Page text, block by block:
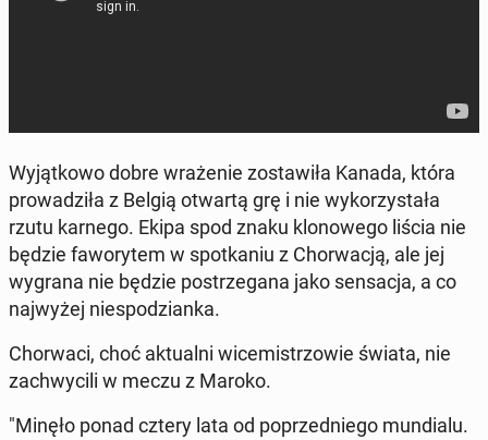
Wy­jąt­ko­wo dobre wra­że­nie zo­sta­wi­ła Kanada, która
pro­wa­dzi­ła z Belgią otwartą grę i nie wy­ko­rzy­sta­ła
rzutu karnego. Ekipa spod znaku klo­no­we­go liścia nie
będzie fa­wo­ry­tem w spo­tka­niu z Chor­wa­cją, ale jej
wygrana nie będzie po­strze­ga­na jako sen­sa­cja, a co
naj­wy­żej nie­spo­dzian­ka.
Chor­wa­ci, choć ak­tu­al­ni wi­ce­mi­strzo­wie świata, nie
za­chwy­ci­li w meczu z Maroko.
"Minęło ponad cztery lata od po­przed­nie­go mun­dia­lu.